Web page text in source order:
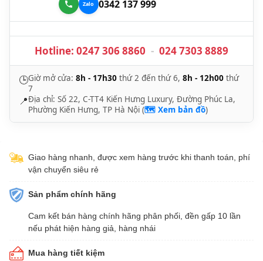
0342 137 999
Hotline: 0247 306 8860 - 024 7303 8889
🕒Giờ mở cửa: 8h - 17h30 thứ 2 đến thứ 6, 8h - 12h00 thứ
7
📍Địa chỉ: Số 22, C-TT4 Kiến Hưng Luxury, Đường Phúc La,
Phường Kiến Hưng, TP Hà Nội (🗺️ Xem bản đồ)
Giao hàng nhanh, được xem hàng trước khi thanh toán, phí
vận chuyển siêu rẻ
Sản phẩm chính hãng
Cam kết bán hàng chính hãng phân phối, đền gấp 10 lần
nếu phát hiện hàng giả, hàng nhái
Mua hàng tiết kiệm